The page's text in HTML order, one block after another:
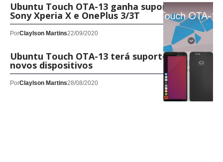
Ubuntu Touch OTA-13 ganha suporte para
Sony Xperia X e OnePlus 3/3T
PorClaylson Martins22/09/2020
Ubuntu Touch OTA-13 terá suporte para
novos dispositivos
PorClaylson Martins28/08/2020